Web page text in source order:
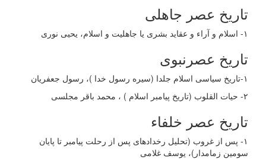
تاریخ عصر جاهلی
۱- اسلام و آراء و عقاید بشری یا جاهلیت و اسلام، یحیی نوری
تاریخ عصرنبوی
۱-تاریخ سیاسی اسلام جلدا (سیره رسول خدا )، رسول جعفریان
۲- حیات القلوب (تاریخ پیامبر اسلام ) ، محمد باقر مجلسی
تاریخ عصر خلفاء
١- پس از غروب (تحلیل رخدادهای پس از رحلت پیامبر تا پایان
سومین زمامدار)، یوسف غلامی